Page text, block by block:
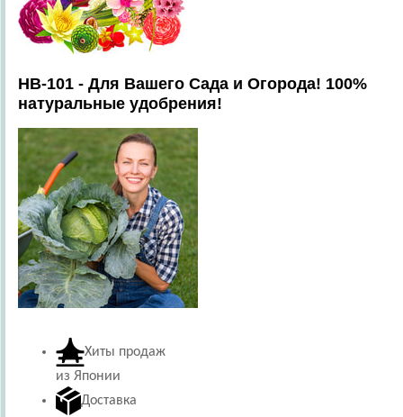
HB-101 - Для Вашего Сада и Огорода! 100%
натуральные удобрения!
Хиты продаж
из Японии
Доставка